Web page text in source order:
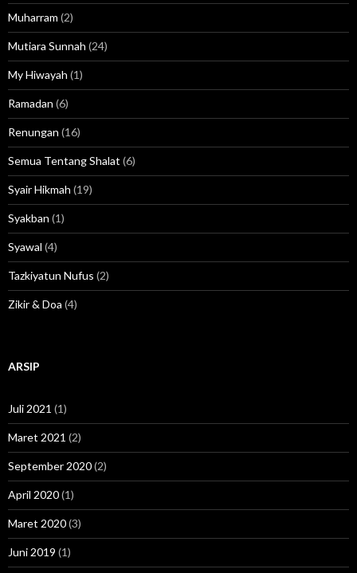
Muharram (2)
Mutiara Sunnah (24)
My Hiwayah (1)
Ramadan (6)
Renungan (16)
Semua Tentang Shalat (6)
Syair Hikmah (19)
Syakban (1)
Syawal (4)
Tazkiyatun Nufus (2)
Zikir & Doa (4)
ARSIP
Juli 2021 (1)
Maret 2021 (2)
September 2020(2)
April 2020(1)
Maret 2020(3)
Juni 2019 (1)